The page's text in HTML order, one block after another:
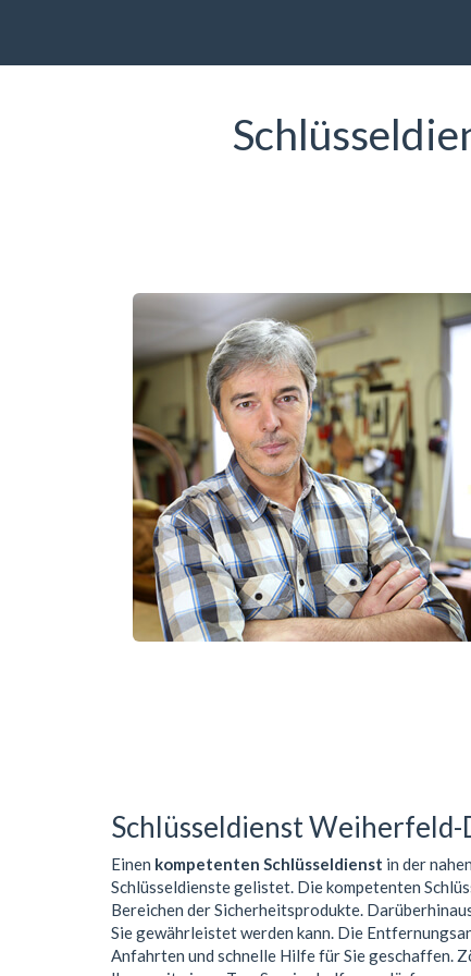
Schlüsseldienst
Einen kompetenten Schlüsseldienst in der
Schlüsseldienste gelistet. Die kompetenten
Bereichen der Sicherheitsprodukte.
Sie gewährleistet werden kann. Die
Anfahrten und schnelle Hilfe für Sie geschaffen.